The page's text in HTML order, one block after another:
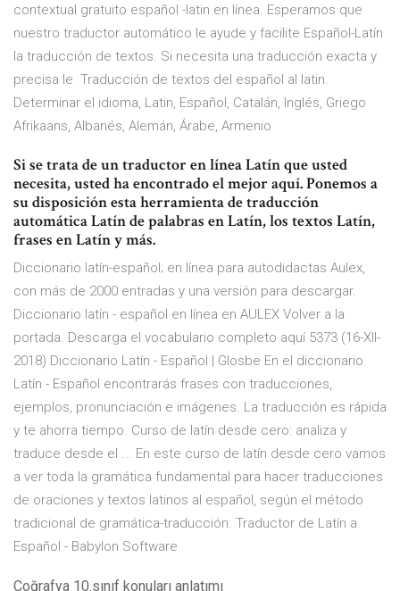
contextual gratuito español -latin en línea. Esperamos que
nuestro traductor automático le ayude y facilite Español-Latín
la traducción de textos. Si necesita una traducción exacta y
precisa le Traducción de textos del español al latin.
Determinar el idioma, Latin, Español, Catalán, Inglés, Griego
Afrikaans, Albanés, Alemán, Árabe, Armenio
Si se trata de un traductor en línea Latín que usted
necesita, usted ha encontrado el mejor aquí. Ponemos a
su disposición esta herramienta de traducción
automática Latín de palabras en Latín, los textos Latín,
frases en Latín y más.
Diccionario latín-español; en línea para autodidactas Aulex,
con más de 2000 entradas y una versión para descargar.
Diccionario latín - español en línea en AULEX Volver a la
portada. Descarga el vocabulario completo aquí 5373 (16-XII-
2018) Diccionario Latín - Español | Glosbe En el diccionario
Latín - Español encontrarás frases con traducciones,
ejemplos, pronunciación e imágenes. La traducción es rápida
y te ahorra tiempo. Curso de latín desde cero: analiza y
traduce desde el ... En este curso de latín desde cero vamos
a ver toda la gramática fundamental para hacer traducciones
de oraciones y textos latinos al español, según el método
tradicional de gramática-traducción. Traductor de Latín a
Español - Babylon Software
Coğrafya 10.sınıf konuları anlatımı